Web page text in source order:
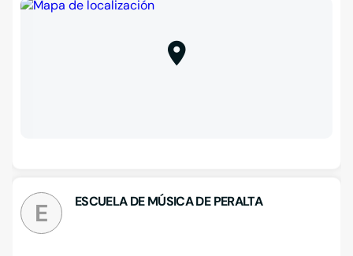
E ESCUELA DE MÚSICA DE PERALTA